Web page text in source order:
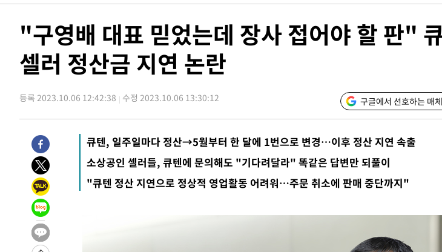
"구영배 대표 믿었는데 장사 접어야 할 판"
셀러 정산금 지연 논란
등록 2023.10.06 12:42:38 수정 2023.10.06 13:30:12 구글에서 선호하는 매
큐텐, 일주일마다 정산→5월부터 한 달에 1번으로 변경…이후 정산 지연 속출
소상공인 셀러들, 큐텐에 문의해도 "기다려달라" 똑같은 답변만 되풀이
"큐텐 정산 지연으로 정상적 영업활동 어려워…주문 취소에 판매 중단까지"